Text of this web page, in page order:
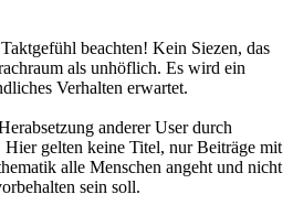
beachten! Kein Siezen, das
als unhöflich. Es wird ein
Verhalten erwartet.
anderer User durch
Hier gelten keine Titel, nur Beiträge mit
alle Menschen angeht und nicht
sein soll.